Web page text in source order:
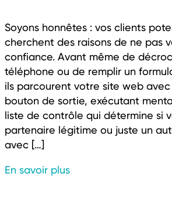
Soyons honnêtes : vos clients
cherchent des raisons de ne pas
confiance. Avant même de
téléphone ou de remplir un
ils parcourent votre site web
bouton de sortie, exécutant
liste de contrôle qui détermine si
partenaire légitime ou juste un
avec […]
En savoir plus